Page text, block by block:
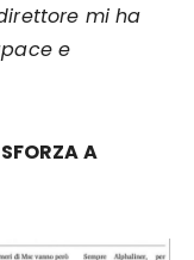
mi ha
e
A